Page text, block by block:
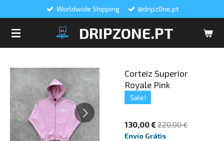
DRIPZONE.PT
Worldwide Shipping @dripz0ne.pt
Corteiz Superior
Royale Pink
Sale!
130,00 €220,00 €
Envio Grátis